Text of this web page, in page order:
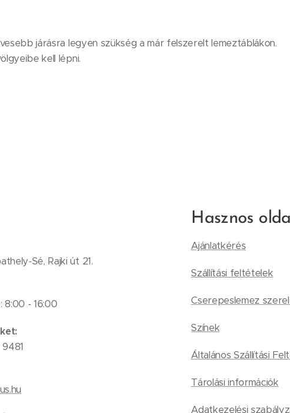
járásra legyen szükség a már felszerelt lemeztáblákon.
kell lépni.
Sé, Rajki út 21.
8:00 - 16:00
Hasznos
Ajánlatkérés
Szállítási feltételek
Cserepeslemez
Színek
Általános Szállítási
Tárolási információk
Adatkezelési